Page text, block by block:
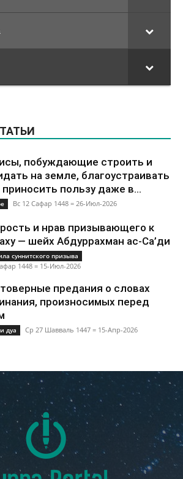
побуждающие строить и
на земле, благоустраивать
приносить пользу даже в...
Вс 12 Сафар 1448 = 26-Июл-2026
и нрав призывающего к
— шейх Абдуррахман ас-Са’ди
суннитского призыва
1448 = 15-Июл-2026
предания о словах
произносимых перед
дуа Ср 27 Шавваль 1447 = 15-Апр-2026